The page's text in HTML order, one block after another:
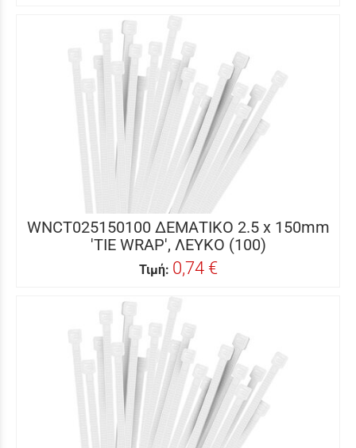
WNCT025150100 ΔΕΜΑΤΙΚΟ 2.5 x 150mm
'TIE WRAP', ΛΕΥΚΟ (100)
Τιμή: 0,74 €